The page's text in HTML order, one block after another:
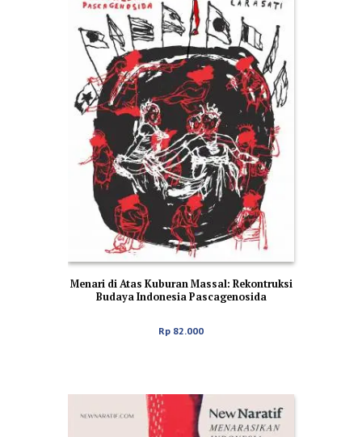
Menari di Atas Kuburan Massal: Rekontruksi
Budaya Indonesia Pascagenosida
Rp 82.000